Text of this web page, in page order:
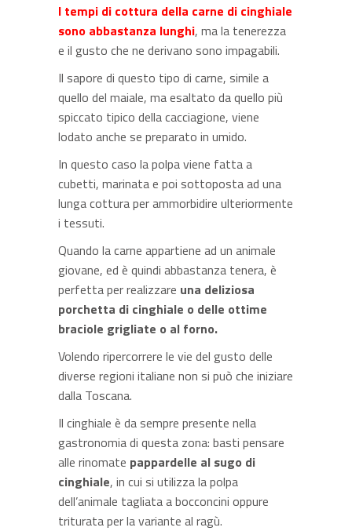
I tempi di cottura della carne di cinghiale
sono abbastanza lunghi, ma la tenerezza
e il gusto che ne derivano sono impagabili.
Il sapore di questo tipo di carne, simile a
quello del maiale, ma esaltato da quello più
spiccato tipico della cacciagione, viene
lodato anche se preparato in umido.
In questo caso la polpa viene fatta a
cubetti, marinata e poi sottoposta ad una
lunga cottura per ammorbidire ulteriormente
i tessuti.
Quando la carne appartiene ad un animale
giovane, ed è quindi abbastanza tenera, è
perfetta per realizzare una deliziosa
porchetta di cinghiale o delle ottime
braciole grigliate o al forno.
Volendo ripercorrere le vie del gusto delle
diverse regioni italiane non si può che iniziare
dalla Toscana.
Il cinghiale è da sempre presente nella
gastronomia di questa zona: basti pensare
alle rinomate pappardelle al sugo di
cinghiale, in cui si utilizza la polpa
dell’animale tagliata a bocconcini oppure
triturata per la variante al ragù.